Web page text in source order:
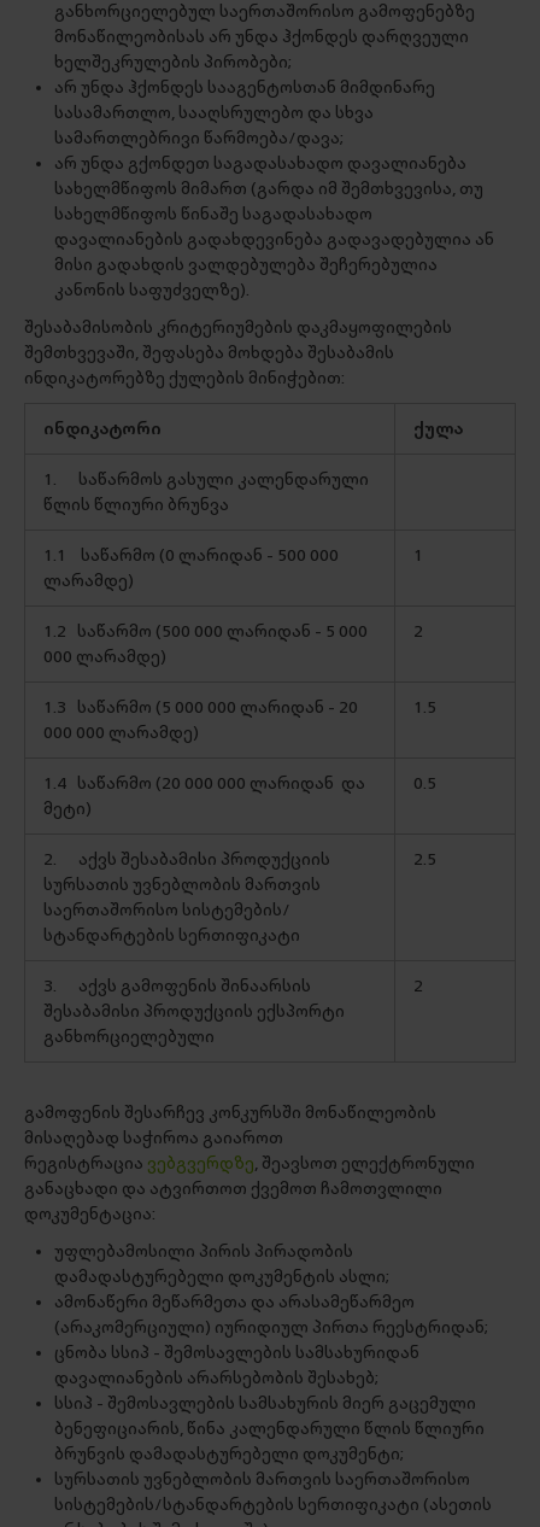
განხორციელებულ საერთაშორისო გამოფენებზე
მონაწილეობისას არ უნდა ჰქონდეს დარღვეული
ხელშეკრულების პირობები;
არ უნდა ჰქონდეს სააგენტოსთან მიმდინარე
სასამართლო, სააღსრულებო და სხვა
სამართლებრივი წარმოება/დავა;
არ უნდა გქონდეთ საგადასახადო დავალიანება
სახელმწიფოს მიმართ (გარდა იმ შემთხვევისა, თუ
სახელმწიფოს წინაშე საგადასახადო
დავალიანების გადახდევინება გადავადებულია ან
მისი გადახდის ვალდებულება შეჩერებულია
კანონის საფუძველზე).
შესაბამისობის კრიტერიუმების დაკმაყოფილების
შემთხვევაში, შეფასება მოხდება შესაბამის
ინდიკატორებზე ქულების მინიჭებით:
ინდიკატორი ქულა
1.
საწარმოს გასული კალენდარული
წლის წლიური ბრუნვა
1.1
საწარმო (0 ლარიდან - 500 000
ლარამდე)
1
1.2
საწარმო (500 000 ლარიდან - 5 000
000 ლარამდე)
2
1.3
საწარმო (5 000 000 ლარიდან - 20
000 000 ლარამდე)
1.5
1.4 საწარმო (20 000 000 ლარიდან და
მეტი)
0.5
2.
აქვს შესაბამისი პროდუქციის
სურსათის უვნებლობის მართვის
საერთაშორისო სისტემების/
სტანდარტების სერთიფიკატი
2.5
3.
აქვს გამოფენის შინაარსის
შესაბამისი პროდუქციის ექსპორტი
განხორციელებული
2
გამოფენის შესარჩევ კონკურსში მონაწილეობის
მისაღებად საჭიროა გაიაროთ
რეგისტრაცია ვებგვერდზე, შეავსოთ ელექტრონული
განაცხადი და ატვირთოთ ქვემოთ ჩამოთვლილი
დოკუმენტაცია:
უფლებამოსილი პირის პირადობის
დამადასტურებელი დოკუმენტის ასლი;
ამონაწერი მეწარმეთა და არასამეწარმეო
(არაკომერციული) იურიდიულ პირთა რეესტრიდან;
ცნობა სსიპ - შემოსავლების სამსახურიდან
დავალიანების არარსებობის შესახებ;
სსიპ - შემოსავლების სამსახურის მიერ გაცემული
ბენეფიციარის, წინა კალენდარული წლის წლიური
ბრუნვის დამადასტურებელი დოკუმენტი;
სურსათის უვნებლობის მართვის საერთაშორისო
სისტემების/სტანდარტების სერთიფიკატი (ასეთის